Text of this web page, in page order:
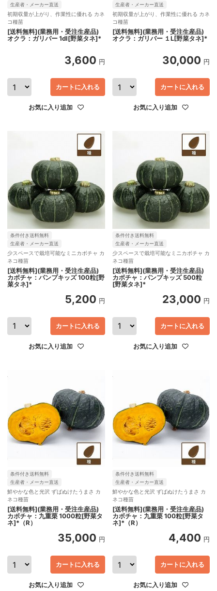
生産者・メーカー直送
初期収量が上がり、作業性に優れる カネ
コ種苗
[送料無料](業務用・受注生産品)
オクラ：ガリバー 1dl[野菜タネ]*
3,600 円
カートに入れる
お気に入り追加
生産者・メーカー直送
初期収量が上がり、作業性に優れる カネ
コ種苗
[送料無料](業務用・受注生産品)
オクラ：ガリバー １L[野菜タネ]*
30,000 円
カートに入れる
お気に入り追加
条件付き送料無料
生産者・メーカー直送
少スペースで栽培可能なミニカボチャ カ
ネコ種苗
[送料無料](業務用・受注生産品)
カボチャ：パンプキッズ 100粒[野
菜タネ]*
5,200 円
カートに入れる
お気に入り追加
条件付き送料無料
生産者・メーカー直送
少スペースで栽培可能なミニカボチャ カ
ネコ種苗
[送料無料](業務用・受注生産品)
カボチャ：パンプキッズ 500粒
[野菜タネ]*
23,000 円
カートに入れる
お気に入り追加
条件付き送料無料
生産者・メーカー直送
鮮やかな色と光沢 ずばぬけたうまさ カ
ネコ種苗
[送料無料](業務用・受注生産品)
カボチャ：九重栗 1000粒[野菜タ
ネ]*（R）
35,000 円
カートに入れる
お気に入り追加
条件付き送料無料
生産者・メーカー直送
鮮やかな色と光沢 ずばぬけたうまさ カ
ネコ種苗
[送料無料](業務用・受注生産品)
カボチャ：九重栗 100粒[野菜タ
ネ]*（R）
4,400 円
カートに入れる
お気に入り追加